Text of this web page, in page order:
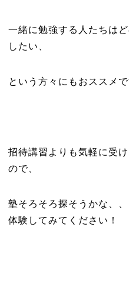
一緒に勉強する人たちは
したい、
という方々にもおススメで
招待講習よりも気軽に受
ので、
塾そろそろ探そうかな、
体験してみてください！